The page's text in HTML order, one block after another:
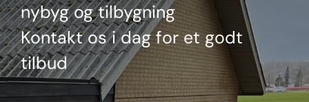
nybyg og tilbygning
Kontakt os i dag for et godt
tilbud